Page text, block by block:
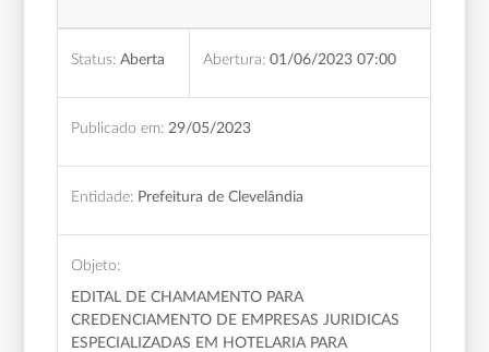
Status: Aberta Abertura: 01/06/2023 07:00
Publicado em: 29/05/2023
Entidade: Prefeitura de Clevelândia
Objeto:
EDITAL DE CHAMAMENTO PARA
CREDENCIAMENTO DE EMPRESAS JURIDICAS
ESPECIALIZADAS EM HOTELARIA PARA